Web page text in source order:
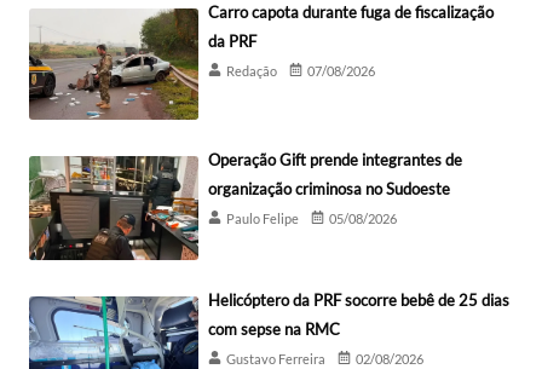
Carro capota durante fuga de fiscalização
da PRF
Redação 07/08/2026
Operação Gift prende integrantes de
organização criminosa no Sudoeste
Paulo Felipe 05/08/2026
Helicóptero da PRF socorre bebê de 25 dias
com sepse na RMC
Gustavo Ferreira 02/08/2026